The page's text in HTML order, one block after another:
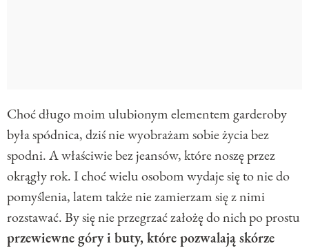
Choć długo moim ulubionym elementem garderoby
była spódnica, dziś nie wyobrażam sobie życia bez
spodni. A właściwie bez jeansów, które noszę przez
okrągły rok. I choć wielu osobom wydaje się to nie do
pomyślenia, latem także nie zamierzam się z nimi
rozstawać. By się nie przegrzać założę do nich po prostu
przewiewne góry i buty, które pozwalają skórze